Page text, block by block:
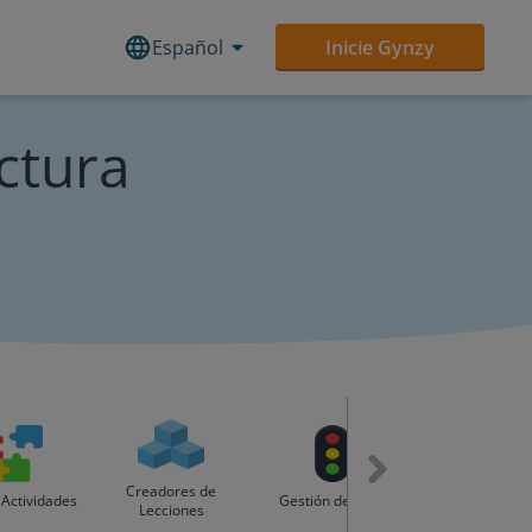
Español Inicie Gynzy
Creadores de
Lecciones
Gestión del aula